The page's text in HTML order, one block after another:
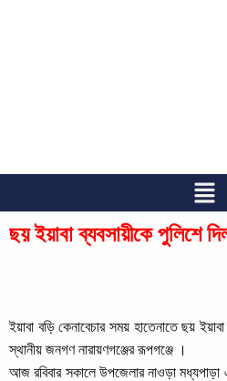
ছয় ইয়াবা ব্যবসায়ীকে পুলিশে
ইয়াবা বড়ি কেনাবেচার সময় হাতেনাতে ছয়
স্থানীয় জনগণ নারায়ণগঞ্জের রূপগঞ্জে ।
আজ রবিবার সকালে উপজেলার নাওড়া